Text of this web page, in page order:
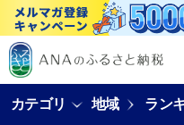
カテゴリ 地域 ラン